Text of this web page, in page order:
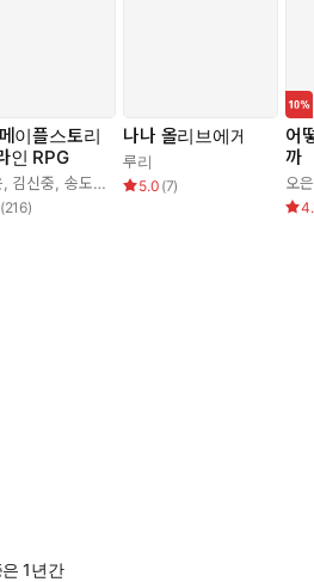
된다!
이플스토리
인 RPG
, 김신중, 송도수
(216)
나나 올리브에게
루리
5.0 (7)
어
까
오
1년간